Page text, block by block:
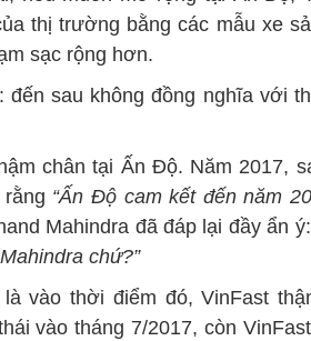
thị trường bằng các mẫu xe
sạc rộng hơn.
đến sau không đồng nghĩa với
chân tại Ấn Độ. Năm 2017,
“Ấn Độ cam kết đến năm
Mahindra đã đáp lại đầy ẩn ý:
chứ?”
vào thời điểm đó, VinFast
vào tháng 7/2017, còn